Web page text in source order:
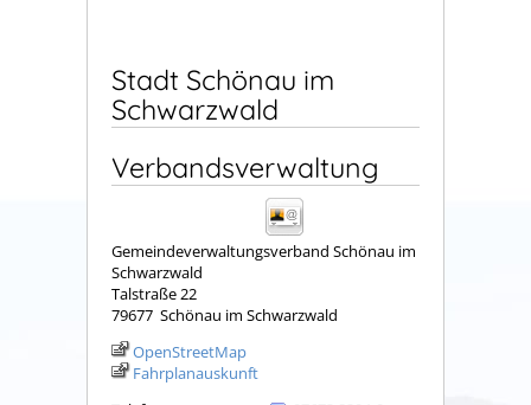
Stadt Schönau im
Schwarzwald
Verbandsverwaltung
Gemeindeverwaltungsverband Schönau im
Schwarzwald
Talstraße 22
79677 Schönau im Schwarzwald
OpenStreetMap
Fahrplanauskunft